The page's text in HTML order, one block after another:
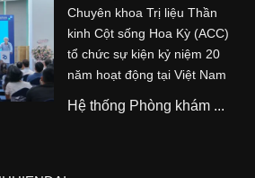
Chuyên khoa Trị liệu Thần
kinh Cột sống Hoa Kỳ (ACC)
tổ chức sự kiện kỷ niệm 20
năm hoạt động tại Việt Nam
Hệ thống Phòng khám ...